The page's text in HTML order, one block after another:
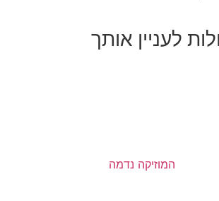
לעניין אותך
המוזיקה נדמה